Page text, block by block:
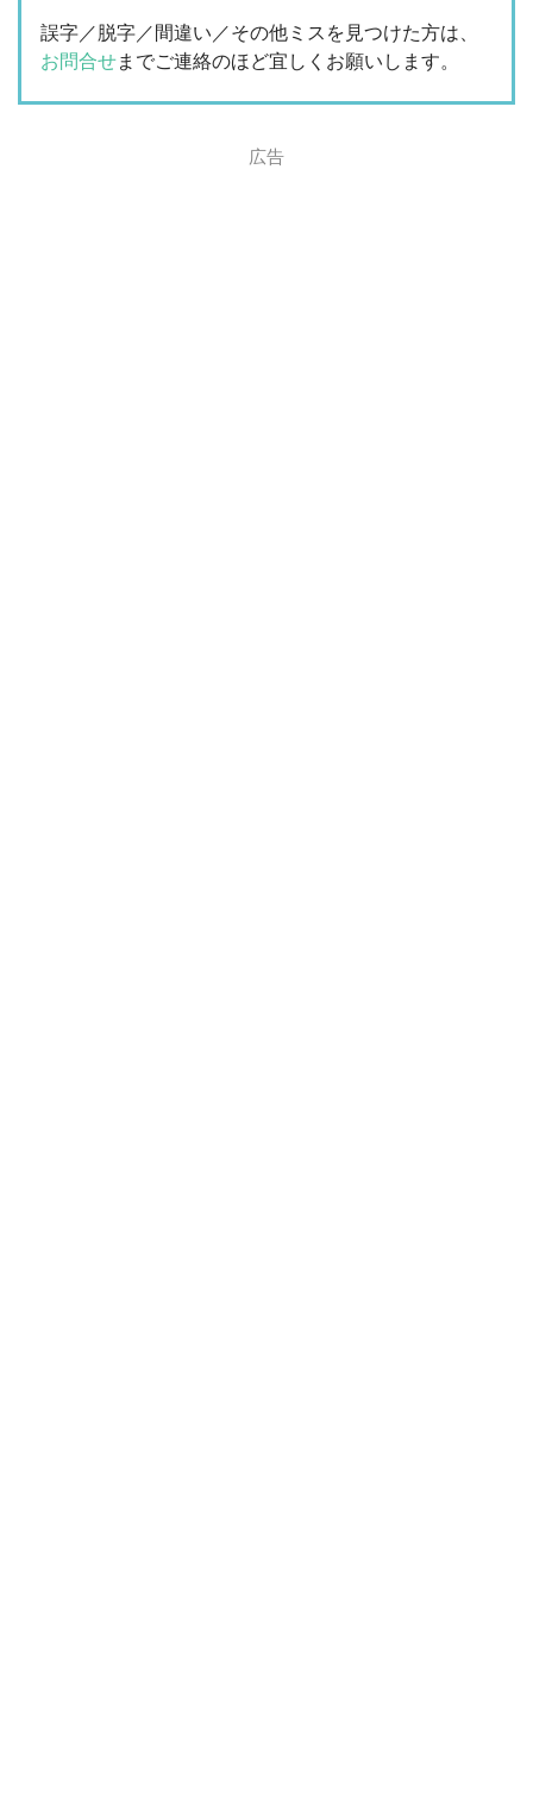
誤字／脱字／間違い／その他ミスを見つけた方は、
お問合せまでご連絡のほど宜しくお願いします。
広告